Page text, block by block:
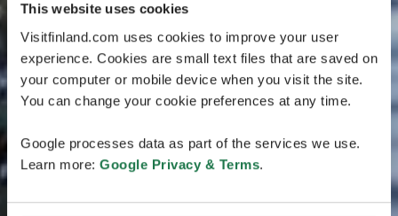
This website uses cookies
Visitfinland.com uses cookies to improve your user
experience. Cookies are small text files that are saved on
your computer or mobile device when you visit the site.
You can change your cookie preferences at any time.
Google processes data as part of the services we use.
Learn more: Google Privacy & Terms.